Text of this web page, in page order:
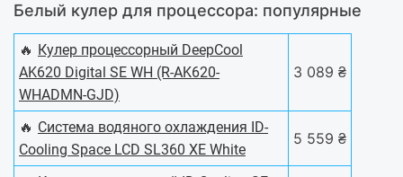
Белый кулер для процессора: популярные
🔥 Кулер процессорный DeepCool
AK620 Digital SE WH (R-AK620-
WHADMN-GJD)
3 089 ₴
🔥 Система водяного охлаждения ID-
Cooling Space LCD SL360 XE White
5 559 ₴